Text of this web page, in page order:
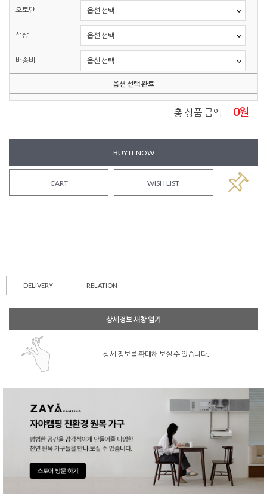
오토만
색상
배송비
옵션 선택 완료
총 상품 금액 0원
BUY IT NOW
CART WISH LIST
DELIVERY RELATION
상세정보 새창 열기
상세 정보를 확대해 보실 수 있습니다.